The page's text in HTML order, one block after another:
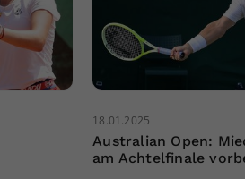
18.01.2025
Australian Open:
am Achtelfinale